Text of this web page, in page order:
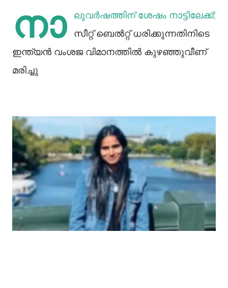
നാ
ലുവര്‍ഷത്തിന് ശേഷം നാട്ടിലേക്ക്;
സീറ്റ് ബെല്‍റ്റ് ധരിക്കുന്നതിനിടെ
ഇന്ത്യൻ വംശജ വിമാനത്തില്‍ കുഴഞ്ഞുവീണ്
മരിച്ചു